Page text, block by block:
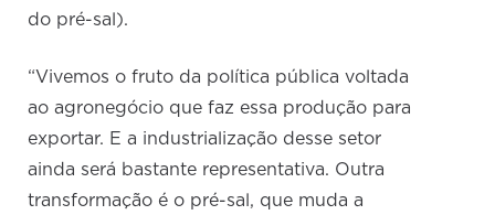
do pré-sal).
“Vivemos o fruto da política pública voltada
ao agronegócio que faz essa produção para
exportar. E a industrialização desse setor
ainda será bastante representativa. Outra
transformação é o pré-sal, que muda a